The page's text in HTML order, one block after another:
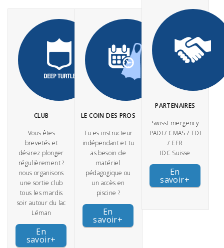
CLUB
Vous êtes
brevetés et
désirez plonger
régulièrement ?
nous organisons
une sortie club
tous les mardis
soir autour du lac
Léman
En
savoir+
LE COIN DES PROS
Tu es instructeur
indépendant et tu
as besoin de
matériel
pédagogique ou
un accès en
piscine ?
En
savoir+
PARTENAIRES
SwissEmergency
PADI / CMAS / TDI
/ EFR
IDC Suisse
En
savoir+
EN 2026, CHANGEZ DE MÉTIER,
DEVENEZ INSTRUCTEUR DE PLONGÉE PADI!